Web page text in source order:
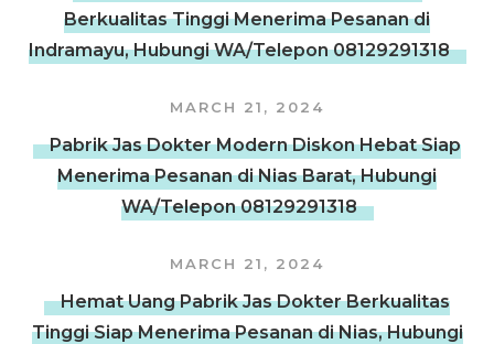
Berkualitas Tinggi Menerima Pesanan di
Indramayu, Hubungi WA/Telepon 08129291318
MARCH 21, 2024
Pabrik Jas Dokter Modern Diskon Hebat Siap
Menerima Pesanan di Nias Barat, Hubungi
WA/Telepon 08129291318
MARCH 21, 2024
Hemat Uang Pabrik Jas Dokter Berkualitas
Tinggi Siap Menerima Pesanan di Nias, Hubungi